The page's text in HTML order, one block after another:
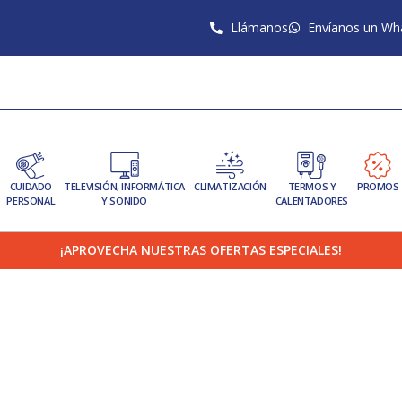
Llámanos Envíanos un
CUIDADO
PERSONAL
TELEVISIÓN, INFORMÁTICA
Y SONIDO
CLIMATIZACIÓN
TERMOS Y
CALENTADORES
PROMOS
¡APROVECHA NUESTRAS OFERTAS ESPECIALES!